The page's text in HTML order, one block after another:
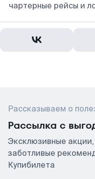
чартерные рейсы и
Рассказываем о
Рассылка с
Эксклюзивные
заботливые
Купибилета